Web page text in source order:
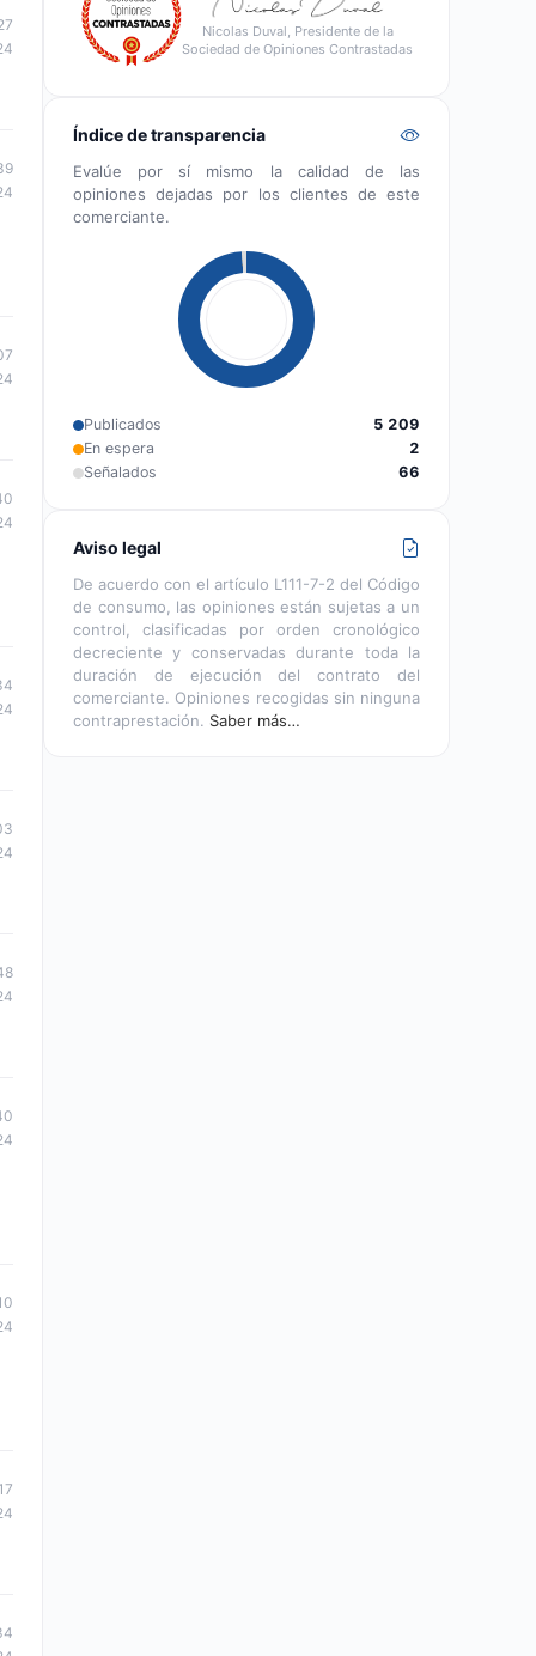
Nicolas Duval, Presidente de la
Sociedad de Opiniones Contrastadas
Índice de transparencia
Evalúe por sí mismo la calidad de las
opiniones dejadas por los clientes de este
comerciante.
Publicados
5 209
En espera
2
Señalados
66
Aviso legal
De acuerdo con el artículo L111-7-2 del Código
de consumo, las opiniones están sujetas a un
control, clasificadas por orden cronológico
decreciente y conservadas durante toda la
duración de ejecución del contrato del
comerciante. Opiniones recogidas sin ninguna
contraprestación. Saber más…